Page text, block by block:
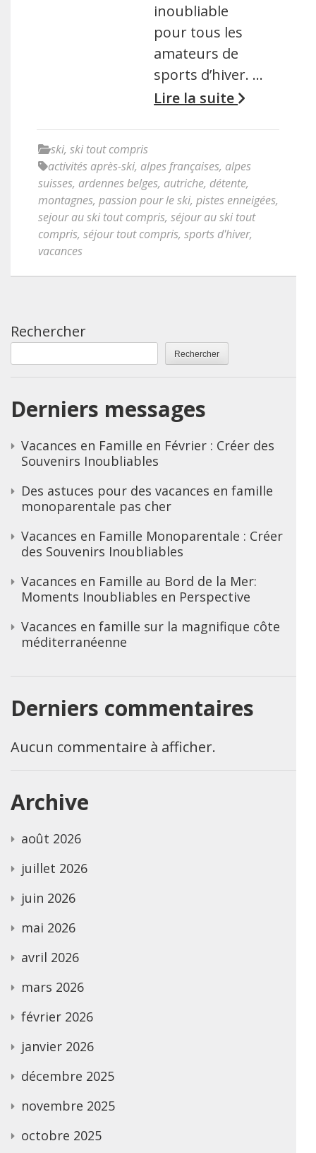
inoubliable
pour tous les
amateurs de
sports d’hiver. …
Lire la suite
ski, ski tout compris
activités après-ski, alpes françaises, alpes
suisses, ardennes belges, autriche, détente,
montagnes, passion pour le ski, pistes enneigées,
sejour au ski tout compris, séjour au ski tout
compris, séjour tout compris, sports d'hiver,
vacances
Rechercher
Rechercher
Derniers messages
Vacances en Famille en Février : Créer des
Souvenirs Inoubliables
Des astuces pour des vacances en famille
monoparentale pas cher
Vacances en Famille Monoparentale : Créer
des Souvenirs Inoubliables
Vacances en Famille au Bord de la Mer:
Moments Inoubliables en Perspective
Vacances en famille sur la magnifique côte
méditerranéenne
Derniers commentaires
Aucun commentaire à afficher.
Archive
août 2026
juillet 2026
juin 2026
mai 2026
avril 2026
mars 2026
février 2026
janvier 2026
décembre 2025
novembre 2025
octobre 2025